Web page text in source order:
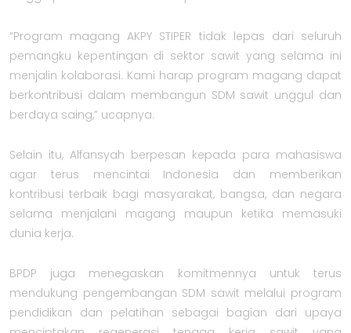
“Program magang AKPY STIPER tidak lepas dari seluruh
pemangku kepentingan di sektor sawit yang selama ini
menjalin kolaborasi. Kami harap program magang dapat
berkontribusi dalam membangun SDM sawit unggul dan
berdaya saing,” ucapnya.
Selain itu, Alfansyah berpesan kepada para mahasiswa
agar terus mencintai Indonesia dan memberikan
kontribusi terbaik bagi masyarakat, bangsa, dan negara
selama menjalani magang maupun ketika memasuki
dunia kerja.
BPDP juga menegaskan komitmennya untuk terus
mendukung pengembangan SDM sawit melalui program
pendidikan dan pelatihan sebagai bagian dari upaya